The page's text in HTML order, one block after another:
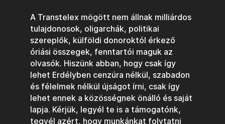
A Transtelex mögött nem állnak milliárdos
tulajdonosok, oligarchák, politikai
szereplők, külföldi donoroktól érkező
óriási összegek, fenntartói maguk az
olvasók. Hiszünk abban, hogy csak így
lehet Erdélyben cenzúra nélkül, szabadon
és félelmek nélkül újságot írni, csak így
lehet ennek a közösségnek önálló és saját
lapja. Kérjük, legyél te is a támogatónk,
tegyél azért, hogy munkánkat folytatni